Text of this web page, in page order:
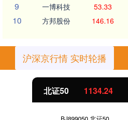
9 一博科技 53.33
10 方邦股份 146.16
沪深京行情 实时轮播
北证50 1134.24